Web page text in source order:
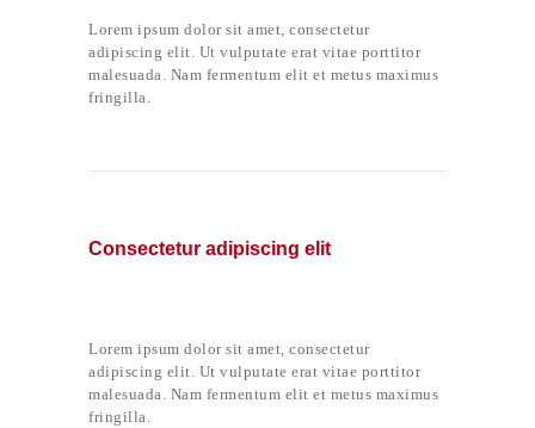
Lorem ipsum dolor sit amet, consectetur
adipiscing elit. Ut vulputate erat vitae porttitor
malesuada. Nam fermentum elit et metus maximus
fringilla.
Consectetur adipiscing elit
Lorem ipsum dolor sit amet, consectetur
adipiscing elit. Ut vulputate erat vitae porttitor
malesuada. Nam fermentum elit et metus maximus
fringilla.